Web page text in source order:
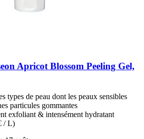
Apricot Blossom Peeling Gel,
types de peau dont les peaux sensibles
particules gommantes
exfoliant & intensément hydratant
/ L)